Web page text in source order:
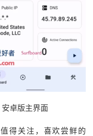
卓版主界面
得关注，喜欢尝鲜的